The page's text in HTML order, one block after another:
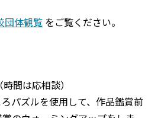
団体観覧 をご覧ください。
間は応相談）
パズルを使用して、作品鑑賞前